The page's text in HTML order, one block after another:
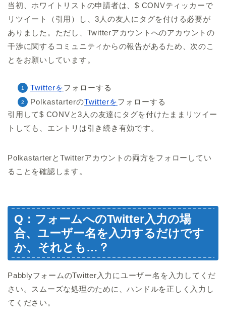
当初、ホワイトリストの申請者は、$ CONVティッカーで
リツイート（引用）し、3人の友人にタグを付ける必要が
ありました。ただし、Twitterアカウントへのアカウントの
干渉に関するコミュニティからの報告があるため、次のこ
とをお願いしています。
Twitterをフォローする
PolkastarterのTwitterをフォローする
引用して$ CONVと3人の友達にタグを付けたままリツイー
トしても、エントリは引き続き有効です。
PolkastarterとTwitterアカウントの両方をフォローしてい
ることを確認します。
Q：フォームへのTwitter入力の場
合、ユーザー名を入力するだけです
か、それとも…？
PabblyフォームのTwitter入力にユーザー名を入力してくだ
さい。スムーズな処理のために、ハンドルを正しく入力し
てください。